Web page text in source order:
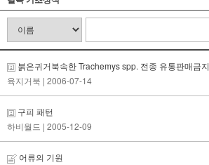
붉은귀거북속한 Trachemys spp. 전종 유통판매금지
육지거북 | 2006-07-14
구피 패턴
하비월드 | 2005-12-09
어류의 기원